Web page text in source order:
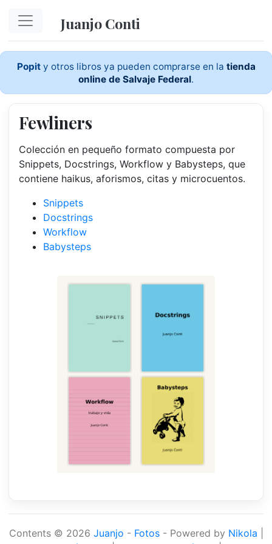
Juanjo Conti
Popity otros libros ya pueden comprarse en la tienda
online de Salvaje Federal.
Fewliners
Colección en pequeño formato compuesta por
Snippets, Docstrings, Workflow y Babysteps, que
contiene haikus, aforismos, citas y microcuentos.
Snippets
Docstrings
Workflow
Babysteps
Contents © 2026 Juanjo - Fotos- Powered by Nikola